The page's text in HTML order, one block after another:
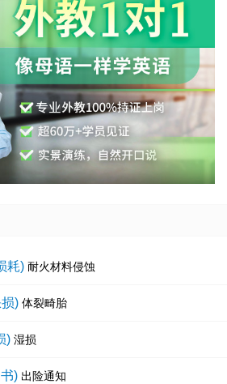
耗) 耐火材料侵蚀
) 体裂畸胎
) 湿损
) 出险通知